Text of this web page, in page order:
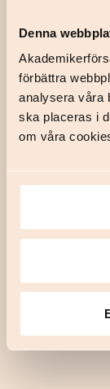
Denna
förbättra
analysera våra
ska placeras i
om våra
något av våra
kronor. Placerar
kostnadsfri.
Boka
Som
uppstartsmöte
sjukförsäkring
Boka